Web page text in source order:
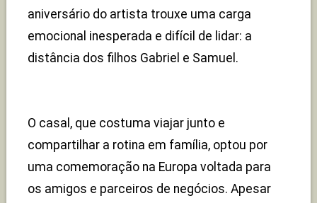
aniversário do artista trouxe uma carga
emocional inesperada e difícil de lidar: a
distância dos filhos Gabriel e Samuel.
O casal, que costuma viajar junto e
compartilhar a rotina em família, optou por
uma comemoração na Europa voltada para
os amigos e parceiros de negócios. Apesar